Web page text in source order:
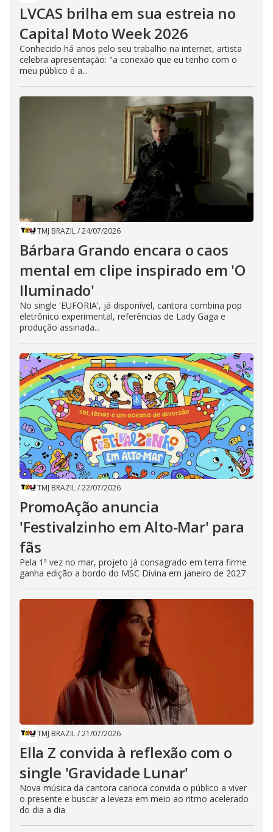
LVCAS brilha em sua estreia no
Capital Moto Week 2026
Conhecido há anos pelo seu trabalho na internet, artista
celebra apresentação: "a conexão que eu tenho com o
meu público é a...
TMJ BRAZIL/24/07/2026
Bárbara Grando encara o caos
mental em clipe inspirado em 'O
Iluminado'
No single 'EUFORIA', já disponível, cantora combina pop
eletrônico experimental, referências de Lady Gaga e
produção assinada...
TMJ BRAZIL/22/07/2026
PromoAção anuncia
'Festivalzinho em Alto-Mar' para
fãs
Pela 1ª vez no mar, projeto já consagrado em terra firme
ganha edição a bordo do MSC Divina em janeiro de 2027
TMJ BRAZIL/21/07/2026
Ella Z convida à reflexão com o
single 'Gravidade Lunar'
Nova música da cantora carioca convida o público a viver
o presente e buscar a leveza em meio ao ritmo acelerado
do dia a dia